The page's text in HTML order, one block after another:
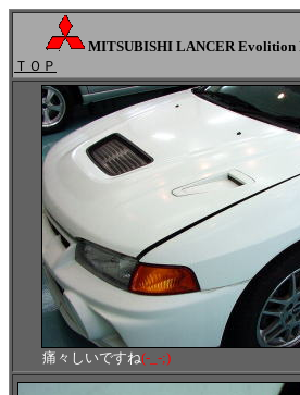
MITSUBISHI LANCER
ＴＯＰ
痛々しいですね(-_-;)